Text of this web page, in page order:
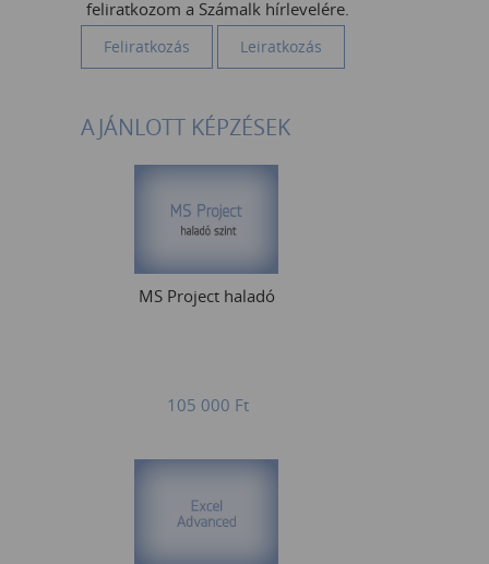
feliratkozom a Számalk hírlevelére.
AJÁNLOTT KÉPZÉSEK
MS Project haladó
105 000 Ft